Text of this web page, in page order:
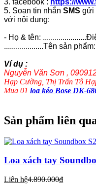
5. Soạn tin nhắn SMS gửi
với nội dung:
- Họ & tên:
....................Tên sản
Ví dụ :
Nguyễn Văn Sơn ,
Hạp Cường, Thị Trấn Tô
Mua 01 loa kéo Bose DK-
Sản phẩm liên
Loa xách tay
Liên hệ4.890.000₫